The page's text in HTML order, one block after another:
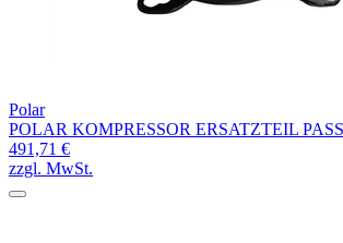
Polar
POLAR KOMPRESSOR ERSATZTEIL
491,71 €
zzgl. MwSt.